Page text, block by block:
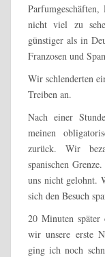
nicht viel zu
günstiger als in
Franzosen und
Wir schlenderten
Treiben an.
Nach einer
meinen
zurück. Wir
spanischen
uns nicht gelohnt.
sich den Besuch
20 Minuten
wir unsere erste
ging ich noch